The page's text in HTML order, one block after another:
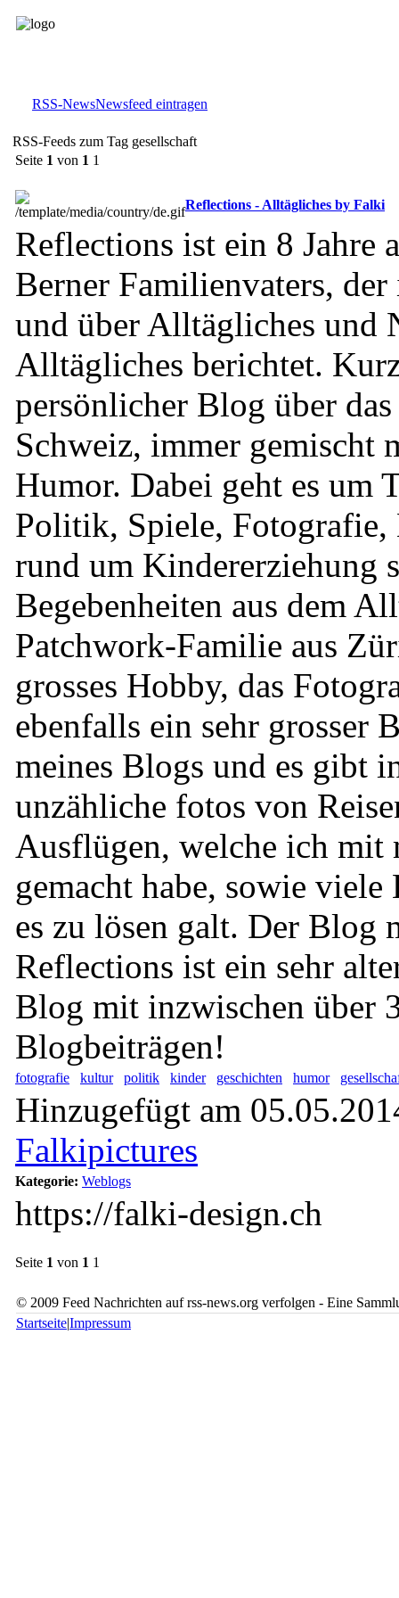
RSS-NewsNewsfeed eintragen
RSS-Feeds zum Tag gesellschaft
Seite 1 von 1 1
Reflections - Alltägliches by Falki
Reflections ist ein 8 Jahre
Berner Familienvaters,
und über Alltägliches und
Alltägliches berichtet.
persönlicher Blog über
Schweiz, immer gemischt
Humor. Dabei geht es um
Politik, Spiele, Fotografie,
rund um Kindererziehung
Begebenheiten aus dem
Patchwork-Familie aus
grosses Hobby, das
ebenfalls ein sehr grosser
meines Blogs und es gibt
unzähliche fotos von
Ausflügen, welche ich mit
gemacht habe, sowie
es zu lösen galt. Der Blog
Reflections ist ein sehr
Blog mit inzwischen über
Blogbeiträgen!
fotografie kultur politik kinder geschichten humor
Hinzugefügt am
Falkipictures
Kategorie: Weblogs
https://falki-design.ch
Seite 1 von 1 1
© 2009 Feed Nachrichten auf rss-news.org verfolgen - Eine
Startseite|Impressum